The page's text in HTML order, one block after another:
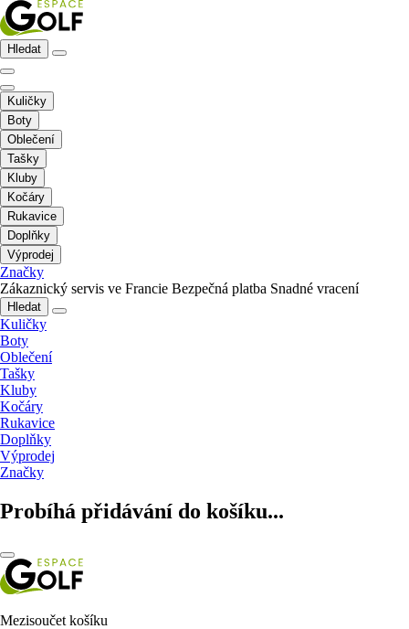
Hledat
Kuličky
Boty
Oblečení
Tašky
Kluby
Kočáry
Rukavice
Doplňky
Výprodej
Značky
Zákaznický servis ve Francie Bezpečná platba Snadné vracení
Hledat
Kuličky
Boty
Oblečení
Tašky
Kluby
Kočáry
Rukavice
Doplňky
Výprodej
Značky
Probíhá přidávání do košíku...
Mezisoučet košíku